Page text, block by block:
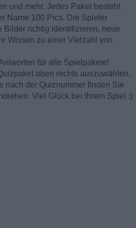
und mehr. Jedes Paket besteht
Name 100 Pics. Die Spieler
Bilder richtig identifizieren, neue
Wissen zu einer Vielzahl von
für alle Spielpakete!
oben rechts auszuwählen.
nach der Quiznummer finden Sie
Viel Glück bei Ihrem Spiel :)